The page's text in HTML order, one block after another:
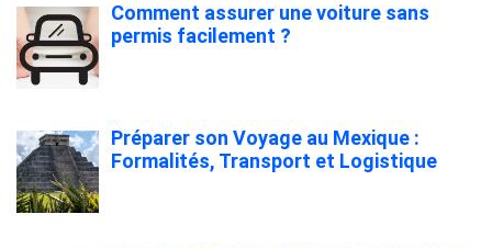
Comment assurer une voiture sans
permis facilement ?
Préparer son Voyage au Mexique :
Formalités, Transport et Logistique